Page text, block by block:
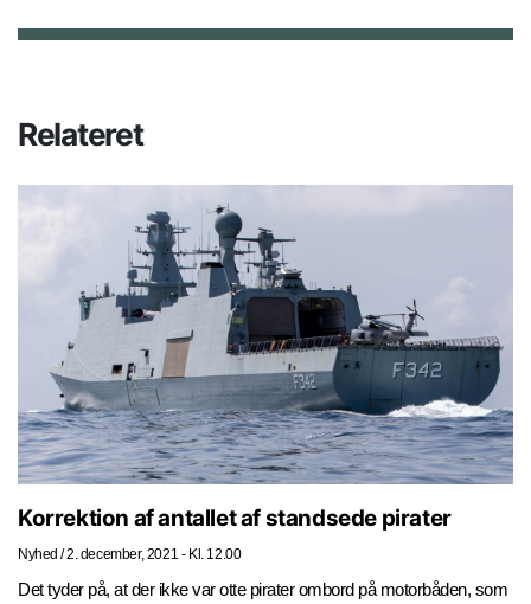
Relateret
Korrektion af antallet af standsede pirater
Nyhed / 2. december, 2021 - Kl. 12.00
Det tyder på, at der ikke var otte pirater ombord på motorbåden, som